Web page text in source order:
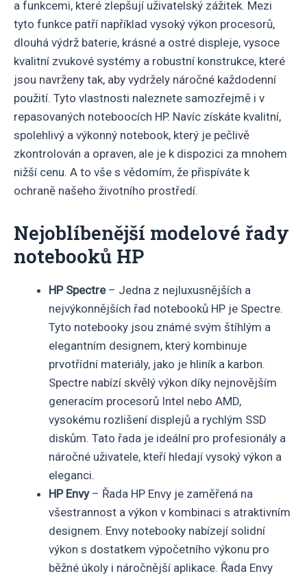
a funkcemi, které zlepšují uživatelský zážitek. Mezi
tyto funkce patří například vysoký výkon procesorů,
dlouhá výdrž baterie, krásné a ostré displeje, vysoce
kvalitní zvukové systémy a robustní konstrukce, které
jsou navrženy tak, aby vydržely náročné každodenní
použití. Tyto vlastnosti naleznete samozřejmě i v
repasovaných noteboocích HP. Navíc získáte kvalitní,
spolehlivý a výkonný notebook, který je pečlivě
zkontrolován a opraven, ale je k dispozici za mnohem
nižší cenu. A to vše s vědomím, že přispíváte k
ochraně našeho životního prostředí.
Nejoblíbenější modelové řady
notebooků HP
HP Spectre– Jedna z nejluxusnějších a
nejvýkonnějších řad notebooků HP je Spectre.
Tyto notebooky jsou známé svým štíhlým a
elegantním designem, který kombinuje
prvotřídní materiály, jako je hliník a karbon.
Spectre nabízí skvělý výkon díky nejnovějším
generacím procesorů Intel nebo AMD,
vysokému rozlišení displejů a rychlým SSD
diskům. Tato řada je ideální pro profesionály a
náročné uživatele, kteří hledají vysoký výkon a
eleganci.
HP Envy– Řada HP Envy je zaměřená na
všestrannost a výkon v kombinaci s atraktivním
designem. Envy notebooky nabízejí solidní
výkon s dostatkem výpočetního výkonu pro
běžné úkoly i náročnější aplikace. Řada Envy